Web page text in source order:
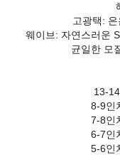
고광택:
웨이브: 자연스러운
균일한 모
13-
8-9인
7-8인
6-7인
5-6인